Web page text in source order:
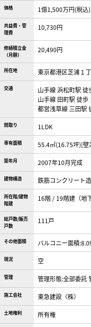
価格 1億1,500万円(税込)
共益費・管
理費
10,730円
修繕積立金
（月額）
20,490円
所在地 東京都港区芝浦１
交通
山手線 浜松町駅 徒
山手線 田町駅 徒歩
都営浅草線 三田駅
間取り 1LDK
専有面積 55.4㎡(16.75坪)[壁
築年月 2007年10月完成
建物構造 鉄筋コンクリート造
所在階/建物
階建
16階 / 19階建（地
総戸数/販売
戸数
111戸
その他面積 バルコニー面積
現況 空
管理 管理形態:全部委託
施工会社 東急建設（株）
土地権利 所有権